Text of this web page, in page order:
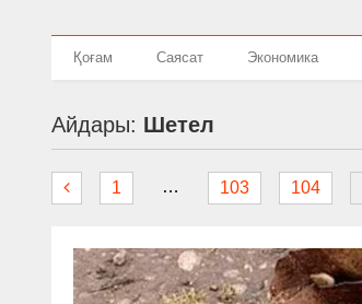
Қоғам Саясат Экономика
Айдары: Шетел
1 … 103 104